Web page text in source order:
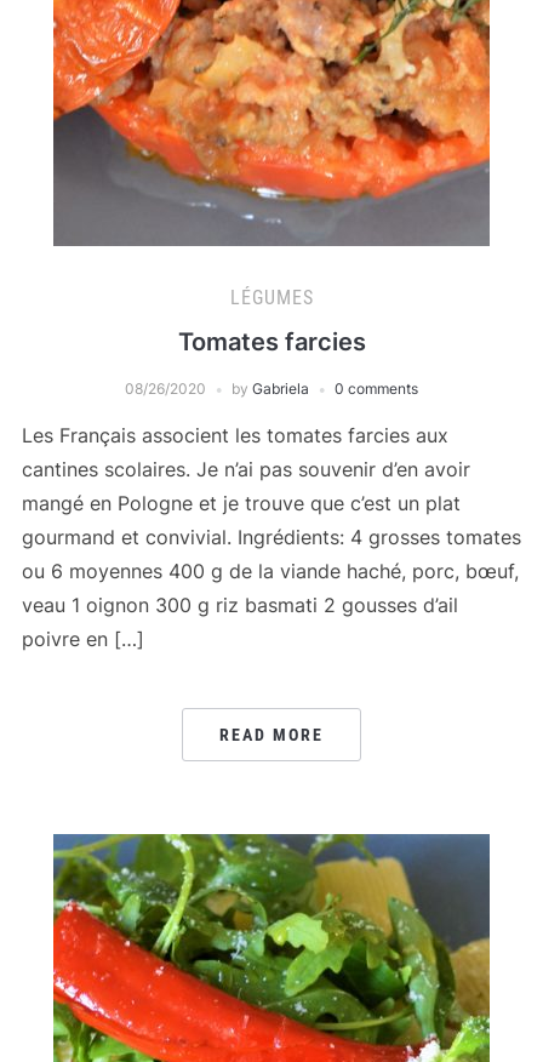
LÉGUMES
Tomates farcies
08/26/2020 by Gabriela 0 comments
Les Français associent les tomates farcies aux
cantines scolaires. Je n’ai pas souvenir d’en avoir
mangé en Pologne et je trouve que c’est un plat
gourmand et convivial. Ingrédients: 4 grosses tomates
ou 6 moyennes 400 g de la viande haché, porc, bœuf,
veau 1 oignon 300 g riz basmati 2 gousses d’ail
poivre en […]
READ MORE